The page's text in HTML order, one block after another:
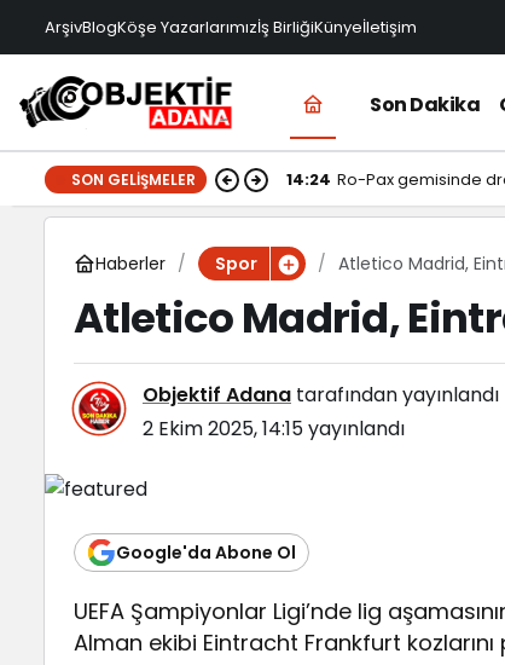
ArşivBlogKöşe Yazarlarımızİş BirliğiKünyeİletişim
Son Dakika
SON GELIŞMELER 14:24 Ro-Pax gemisinde
Haberler Spor Atletico Madrid,
Atletico Madrid,
Objektif Adana tarafından yayınlandı
2 Ekim 2025, 14:15yayınlandı
Google'da Abone Ol
UEFA Şampiyonlar Ligi’nde lig
Alman ekibi Eintracht Frankfurt kozlarını